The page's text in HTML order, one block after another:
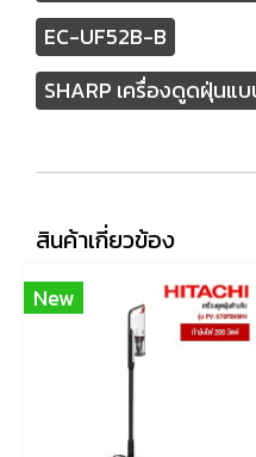
EC-UF52B-B
SHARP เครื่องดูดฝุ่นแ
สินค้าเกี่ยวข้อง
New